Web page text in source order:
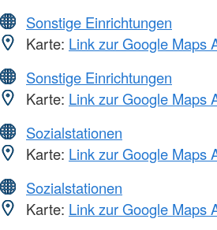
Sonstige Einrichtungen
Karte: Link zur Google Maps
Sonstige Einrichtungen
Karte: Link zur Google Maps
Sozialstationen
Karte: Link zur Google Maps
Sozialstationen
Karte: Link zur Google Maps